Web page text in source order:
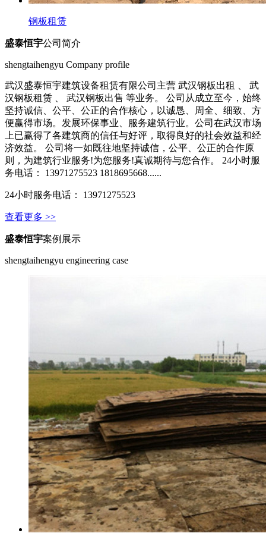
钢板租赁
盛泰恒宇公司简介
shengtaihengyu Company profile
武汉盛泰恒宇建筑设备租赁有限公司主营 武汉钢板出租 、 武
汉钢板租赁 、 武汉钢板出售 等业务。 公司从成立至今，始终
坚持诚信、公平、公正的合作核心，以诚恳、周全、细致、方
便赢得市场。发展环保事业、服务建筑行业。公司在武汉市场
上已赢得了各建筑商的信任与好评，取得良好的社会效益和经
济效益。 公司将一如既往地坚持诚信，公平、公正的合作原
则，为建筑行业服务!为您服务!真诚期待与您合作。 24小时服
务电话： 13971275523 1818695668......
24小时服务电话： 13971275523
查看更多 >>
盛泰恒宇案例展示
shengtaihengyu engineering case